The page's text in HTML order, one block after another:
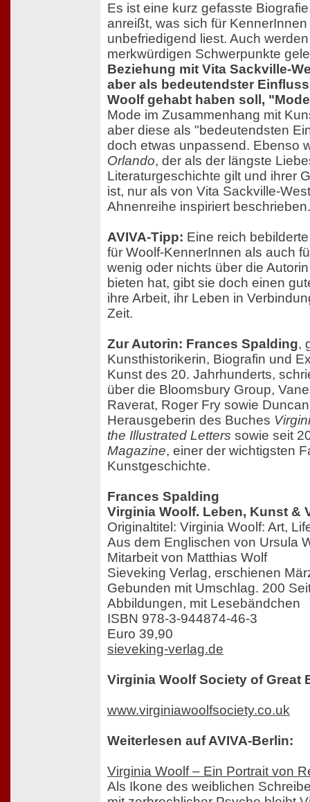
Es ist eine kurz gefasste
anreißt, was sich für
unbefriedigend liest. Auch
merkwürdigen Schwerpunkte
Beziehung mit Vita Sackville-
aber als bedeutendster
Woolf gehabt haben soll,
Mode im Zusammenhang mit
aber diese als "bedeutendsten
doch etwas unpassend. Ebenso
Orlando, der als der längste
Literaturgeschichte gilt und ihrer
ist, nur als von Vita Sackville-
Ahnenreihe inspiriert beschrieben.
AVIVA-Tipp: Eine reich
für Woolf-KennerInnen als auch
wenig oder nichts über die
bieten hat, gibt sie doch einen
ihre Arbeit, ihr Leben in
Zeit.
Zur Autorin: Frances Spalding,
Kunsthistorikerin, Biografin und
Kunst des 20. Jahrhunderts,
über die Bloomsbury Group,
Raverat, Roger Fry sowie
Herausgeberin des Buches
the Illustrated Letters sowie seit
Magazine, einer der wichtigsten
Kunstgeschichte.
Frances Spalding
Virginia Woolf. Leben, Kunst &
Originaltitel: Virginia Woolf: Art,
Aus dem Englischen von Ursula
Mitarbeit von Matthias Wolf
Sieveking Verlag, erschienen
Gebunden mit Umschlag. 200
Abbildungen, mit Lesebändchen
ISBN 978-3-944874-46-3
Euro 39,90
sieveking-verlag.de
Virginia Woolf Society of Great
www.virginiawoolfsociety.co.uk
Weiterlesen auf AVIVA-Berlin:
Virginia Woolf – Ein Portrait von
Als Ikone des weiblichen